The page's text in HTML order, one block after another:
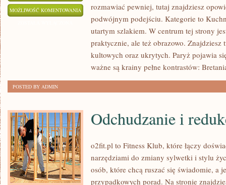
MOŻLIWOŚĆ KOMENTOWANIA REGIONY
FRANCJI
rozmawiać pewniej, tutaj znajdziesz
podwójnym podejściu. Kategorie to
utartym szlakiem. W centrum tej strony
praktycznie, ale też obrazowo.
kultowych oraz ukrytych. Paryż pojawia
ważne są krainy pełne kontrastów:
POSTED BY ADMIN
Odchudzanie i
o2fit.pl to Fitness Klub, które łączy
narzędziami do zmiany sylwetki i stylu
osób, które chcą ruszać się świadomie, a
przypadkowych porad. Na stronie